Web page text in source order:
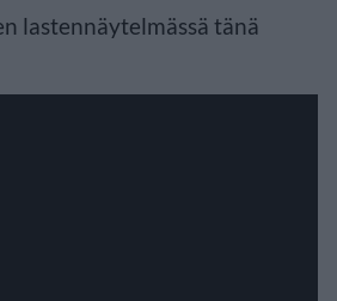
lastennäytelmässä tänä